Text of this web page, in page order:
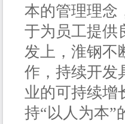
本的管理理念
于为员工提供
发上，淮钢不
作，持续开发
业的可持续增
持“以人为本”